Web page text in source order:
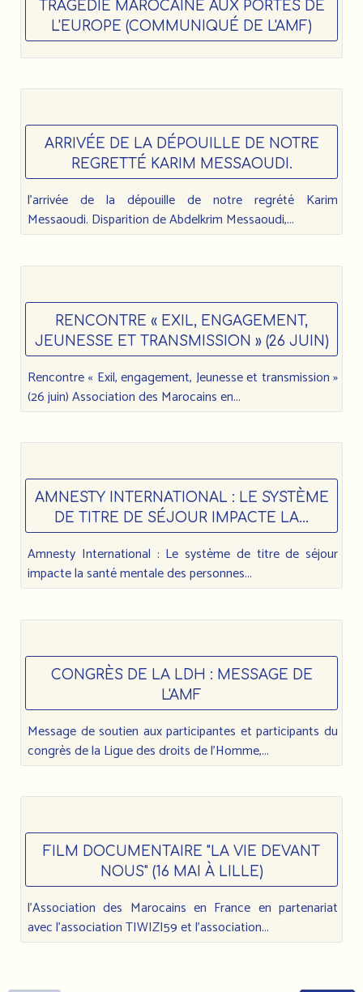
TRAGÉDIE MAROCAINE AUX PORTES DE
L'EUROPE (COMMUNIQUÉ DE L'AMF)
ARRIVÉE DE LA DÉPOUILLE DE NOTRE
REGRETTÉ KARIM MESSAOUDI.
l’arrivée de la dépouille de notre regrété Karim
Messaoudi. Disparition de Abdelkrim Messaoudi,...
RENCONTRE « EXIL, ENGAGEMENT,
JEUNESSE ET TRANSMISSION » (26 JUIN)
Rencontre « Exil, engagement, Jeunesse et transmission »
(26 juin) Association des Marocains en...
AMNESTY INTERNATIONAL : LE SYSTÈME
DE TITRE DE SÉJOUR IMPACTE LA...
Amnesty International : Le système de titre de séjour
impacte la santé mentale des personnes...
CONGRÈS DE LA LDH : MESSAGE DE
L'AMF
Message de soutien aux participantes et participants du
congrès de la Ligue des droits de l’Homme,...
FILM DOCUMENTAIRE "LA VIE DEVANT
NOUS" (16 MAI À LILLE)
l'Association des Marocains en France en partenariat
avec l'association TIWIZI59 et l'association...